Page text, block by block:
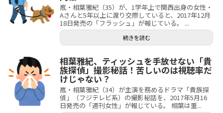
嵐・相葉雅紀（35）が、1学年上で関西出身の女性・
Aさんと5年以上に渡り交際していると、2017年12月
18日発売の「フラッシュ」が報じている。 ...
続きを読む
相葉雅紀、ティッシュを手放せない「貴
族探偵」撮影秘話！苦しいのは視聴率だ
けじゃない？
嵐・相葉雅紀（34）が主演を務めるドラマ「貴族探
偵」（フジテレビ系）の撮影秘話を、2017年5月16
日発売の「週刊女性」が報じている。 相葉は重...